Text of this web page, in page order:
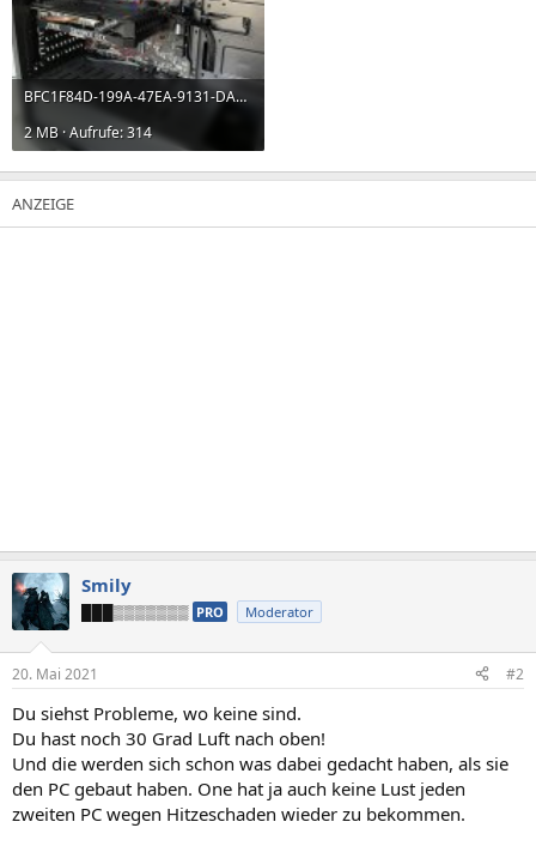
BFC1F84D-199A-47EA-9131-DABC0FD8EFF1.jpeg
2 MB · Aufrufe: 314
Smily
███▒▒▒▒▒▒▒ PRO Moderator
20. Mai 2021 #2
Du siehst Probleme, wo keine sind.
Du hast noch 30 Grad Luft nach oben!
Und die werden sich schon was dabei gedacht haben, als sie
den PC gebaut haben. One hat ja auch keine Lust jeden
zweiten PC wegen Hitzeschaden wieder zu bekommen.